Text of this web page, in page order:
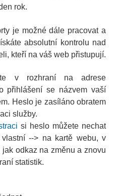
rok.
je možné dále pracovat a
absolutní kontrolu nad
kteří na váš web přistupují.
v rozhraní na adrese
přihlášení se názvem vaší
Heslo je zasíláno obratem
služby.
si heslo můžete nechat
--> na kartě webu, v
odkaz na změnu a znovu
statistik.